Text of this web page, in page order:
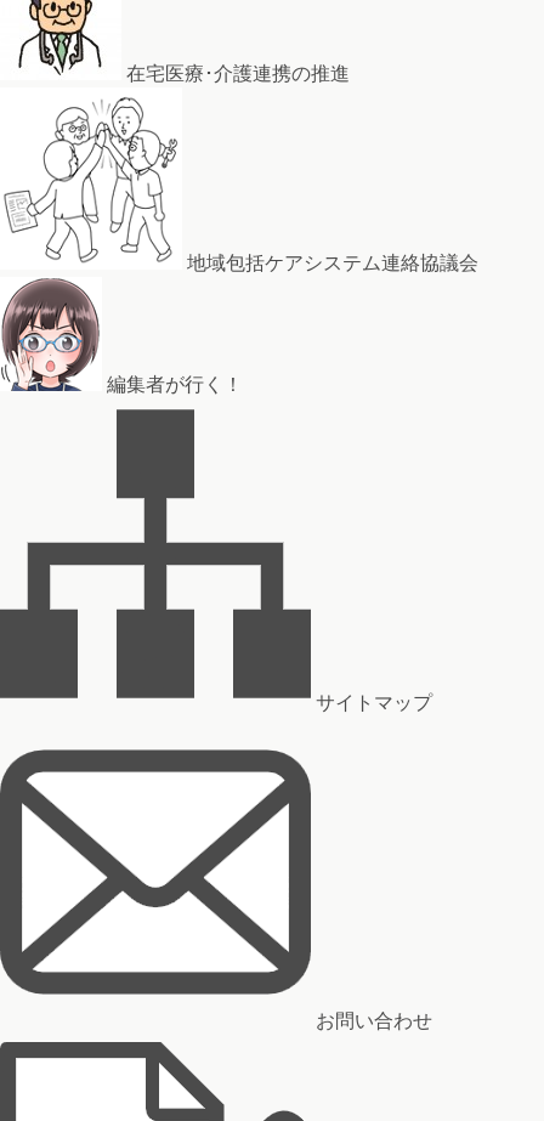
在宅医療･介護連携の推進
地域包括ケアシステム連絡協議会
編集者が行く！
サイトマップ
お問い合わせ